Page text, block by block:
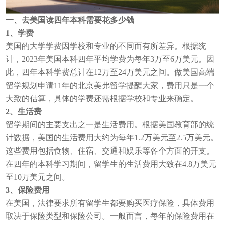
一、去美国读四年本科需要花多少钱
1、学费
美国的大学学费因学校和专业的不同而有所差异。根据统
计，2023年美国本科四年平均学费为每年3万至6万美元。因
此，四年本科学费总计在12万至24万美元之间。做美国高端
留学规划申请11年的北京美弗留学提醒大家，费用只是一个
大致的估算，具体的学费还需根据学校和专业来确定。
2、生活费
留学期间的主要支出之一是生活费用。根据美国教育部的统
计数据，美国的生活费用大约为每年1.2万美元至2.5万美元。
这些费用包括食物、住宿、交通和娱乐等各个方面的开支。
在四年的本科学习期间，留学生的生活费用大致在4.8万美元
至10万美元之间。
3、保险费用
在美国，法律要求所有留学生都要购买医疗保险，具体费用
取决于保险类型和保险公司。一般而言，每年的保险费用在